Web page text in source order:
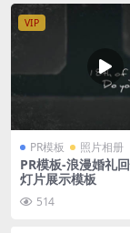
VIP
PR模板 照片相册
PR模板-浪漫婚礼
灯片展示模板
514